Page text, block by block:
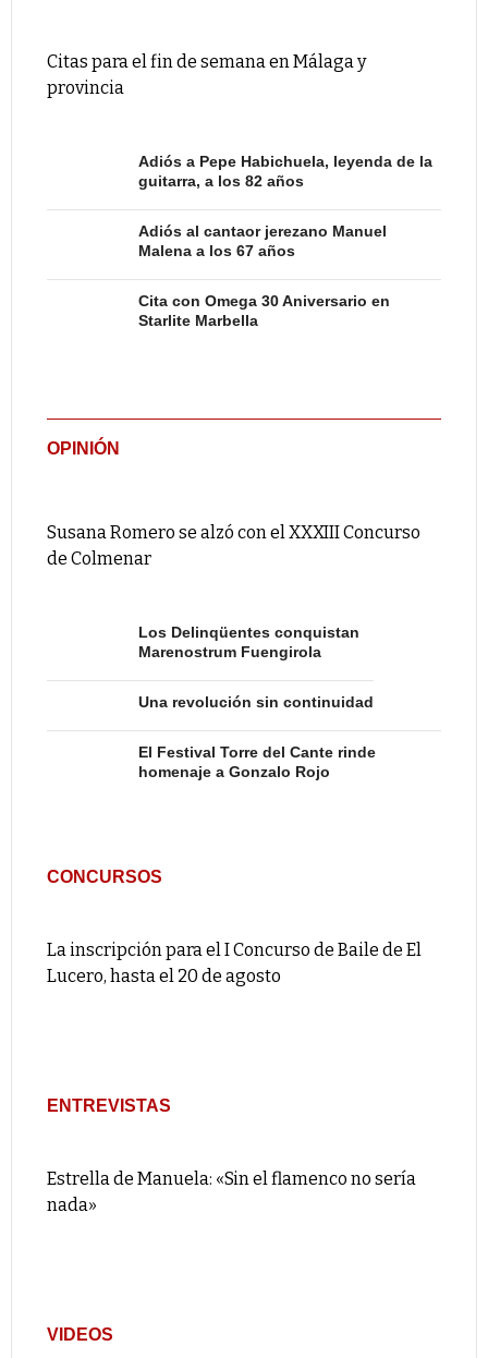
Citas para el fin de semana en Málaga y
provincia
Adiós a Pepe Habichuela, leyenda de la
guitarra, a los 82 años
Adiós al cantaor jerezano Manuel
Malena a los 67 años
Cita con Omega 30 Aniversario en
Starlite Marbella
OPINIÓN
Susana Romero se alzó con el XXXIII Concurso
de Colmenar
Los Delinqüentes conquistan
Marenostrum Fuengirola
Una revolución sin continuidad
El Festival Torre del Cante rinde
homenaje a Gonzalo Rojo
CONCURSOS
La inscripción para el I Concurso de Baile de El
Lucero, hasta el 20 de agosto
ENTREVISTAS
Estrella de Manuela: «Sin el flamenco no sería
nada»
VIDEOS